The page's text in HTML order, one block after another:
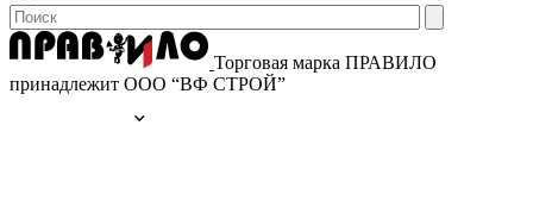
Торговая марка ПРАВИЛО
принадлежит ООО “ВФ СТРОЙ”